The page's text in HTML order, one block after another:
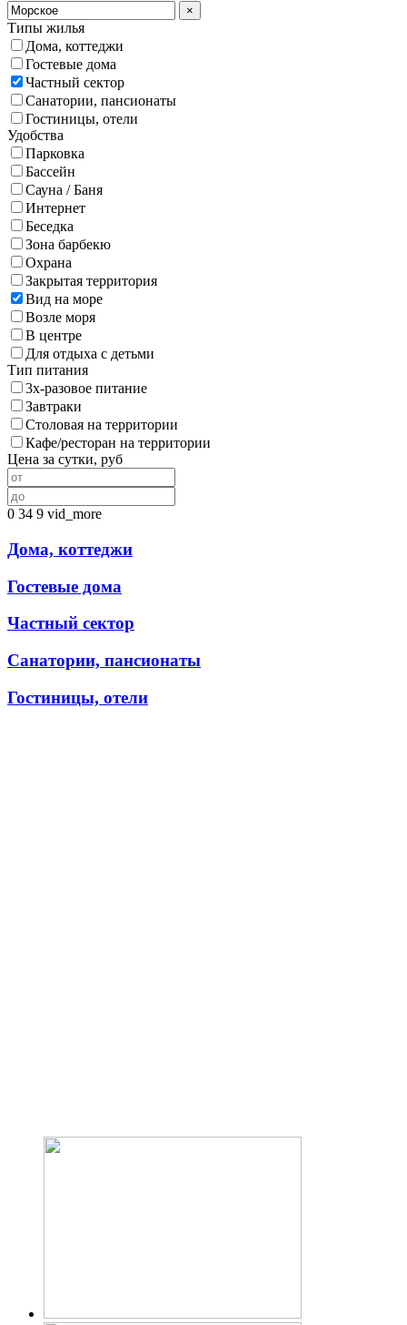
×
Типы жилья
Дома, коттеджи
Гостевые дома
Частный сектор
Санатории, пансионаты
Гостиницы, отели
Удобства
Парковка
Бассейн
Сауна / Баня
Интернет
Беседка
Зона барбекю
Охрана
Закрытая территория
Вид на море
Возле моря
В центре
Для отдыха с детьми
Тип питания
3х-разовое питание
Завтраки
Столовая на территории
Кафе/ресторан на территории
Цена за сутки, руб
0 34 9 vid_more
Дома, коттеджи
Гостевые дома
Частный сектор
Санатории, пансионаты
Гостиницы, отели